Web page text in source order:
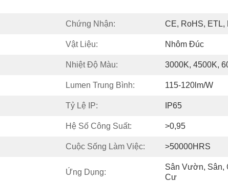
Chứng Nhận: CE, RoHS, ETL,
Vật Liệu: Nhôm Đúc
Nhiệt Độ Màu: 3000K, 4500K,
Lumen Trung Bình: 115-120lm/W
Tỷ Lệ IP: IP65
Hệ Số Công Suất: >0,95
Cuộc Sống Làm Việc: >50000HRS
Ứng Dụng:
Sân Vườn, Sân,
Cư